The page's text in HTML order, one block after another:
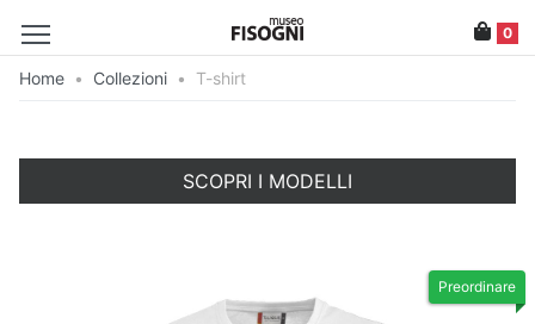
0
Home • Collezioni • T-shirt
SCOPRI I MODELLI
Preordinare